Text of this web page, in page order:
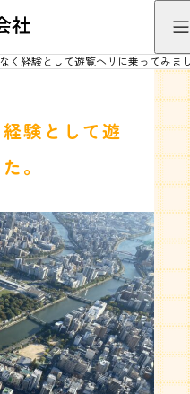
く経験として遊覧ヘリに乗ってみま
験として遊
。